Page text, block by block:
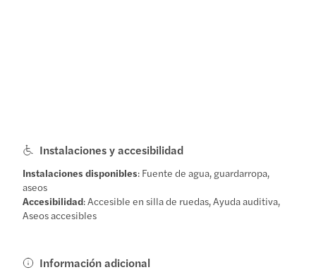
Instalaciones y accesibilidad
Instalaciones disponibles: Fuente de agua, guardarropa,
aseos
Accesibilidad: Accesible en silla de ruedas, Ayuda auditiva,
Aseos accesibles
Información adicional